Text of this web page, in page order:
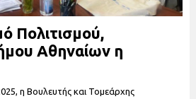
Πολιτισμού,
Αθηναίων η
η Βουλευτής και Τομεάρχης